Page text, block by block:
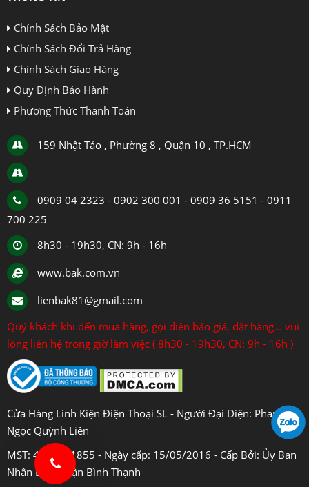
Chính Sách Bảo Mật
Chính Sách Đổi Trả Hàng
Chính Sách Giao Hàng
Quy Định Bảo Hành
Phương Thức Thanh Toán
159 Nhật Tảo , Phường 8 , Quận 10 , TP.HCM
0909 04 2323 - 0902 300 001 - 0909 36 5151 - 0911
700 225
8h30 - 19h30, CN: 9h - 16h
www.bak.com.vn
lienbak81@gmail.com
Quý khách khi đến mua hàng, gọi điện báo giá, đặt hàng... vui
lòng liên hệ trong giờ làm việc ( 8h30 - 19h30, CN: 9h - 16h )
Cửa Hàng Linh Kiện Điện Thoại SL - Người Đại Diện: Phan
Ngọc Quỳnh Liên
MST: 4108031855 - Ngày cấp: 15/05/2016 - Cấp Bởi: Ủy Ban
Nhân Dân Quận Bình Thạnh